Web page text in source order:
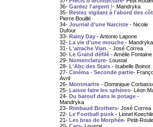
36- Gardez l'argent !- Mandryka
35- Restez vigilant à l'abord des
Pierre Bouillé
34- Journal d'une Narciste - Nicole
Dufour
33- Rainy Day - Antonio Lapone
32- La vie d'une mouche - Mandryka
31- L'arrache Vian. - José Correa
30- Le Grand défilé - Amélie Fontaine
29- Nomenclature- Loustal
28- L'Abc des Stars - Isabelle Boinot
27- Cinéma - Seconde partie-
Avril
26- Montmartre - Dominique
25- Laisse faire les sphères- Léon
24- Du barouf dans le potage -
Mandryka
23- Rimbaud Brothers- José Correa
22- Le Football punk - Lionel
21- Les bras de Morphée- Petit-